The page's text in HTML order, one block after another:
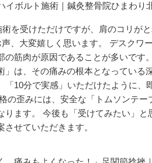
イボルト施術｜鍼灸整骨院ひまわり
を受けただけですが、肩のコリが
、大変嬉しく思います。 デスクワ
筋肉が原因であることが多いです
は、その痛みの根本となっている
10分で実感」いただけたように、
の歪みには、安全な「トムソンテー
ます。 今後も「受けてみたい」と
せていただきます。